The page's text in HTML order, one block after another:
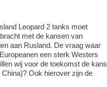
Leopard 2 tanks moet
met de kansen van
aan Rusland. De vraag waar
een sterk Westers
wij voor de toekomst de kans
Ook hierover zijn de